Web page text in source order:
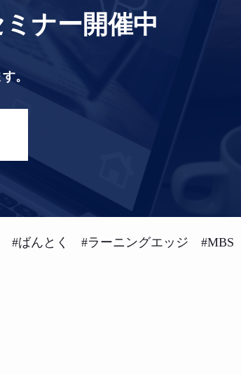
ナー開催中
。
ばんとく #ラーニングエッジ #MBS